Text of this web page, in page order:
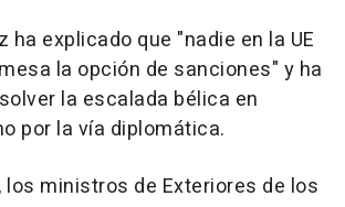
ha explicado que "nadie en la UE
la opción de sanciones" y ha
la escalada bélica en
por la vía diplomática.
ministros de Exteriores de los